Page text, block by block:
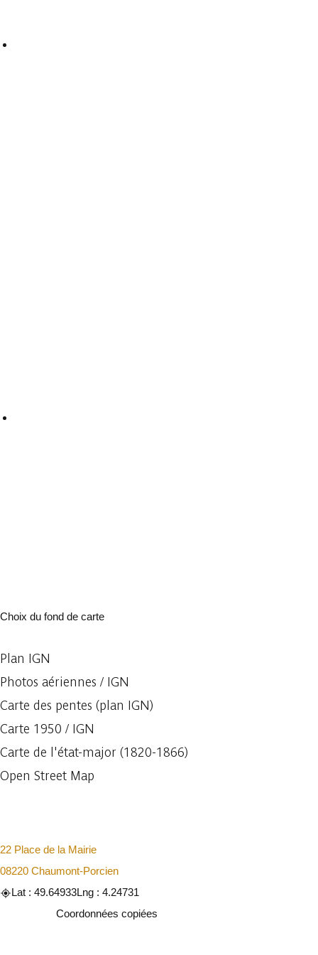
Choix du fond de carte
Plan IGN
Photos aériennes / IGN
Carte des pentes (plan IGN)
Carte 1950 / IGN
Carte de l'état-major (1820-1866)
Open Street Map
22 Place de la Mairie
08220 Chaumont-Porcien
Lat : 49.64933Lng : 4.24731
Coordonnées copiées